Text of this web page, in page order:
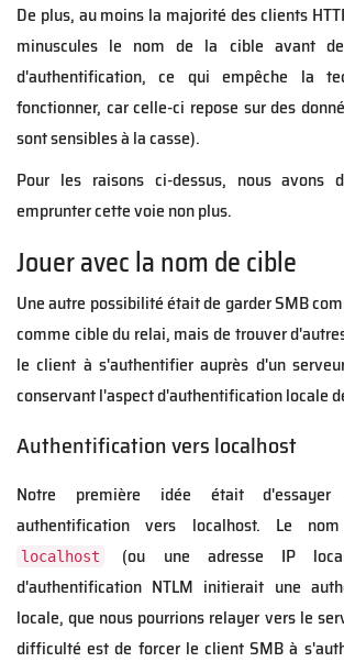
De plus, au moins la majorité des clients
minuscules le nom de la cible avant
d'authentification, ce qui empêche la
fonctionner, car celle-ci repose sur des
sont sensibles à la casse).
Pour les raisons ci-dessus, nous avons
emprunter cette voie non plus.
Jouer avec la nom de cible
Une autre possibilité était de garder SMB
comme cible du relai, mais de trouver
le client à s'authentifier auprès d'un
conservant l'aspect d'authentification locale
Authentification vers localhost
Notre première idée était
authentification vers localhost. Le
localhost
(ou une adresse IP
d'authentification NTLM initierait une
locale, que nous pourrions relayer vers le
difficulté est de forcer le client SMB à